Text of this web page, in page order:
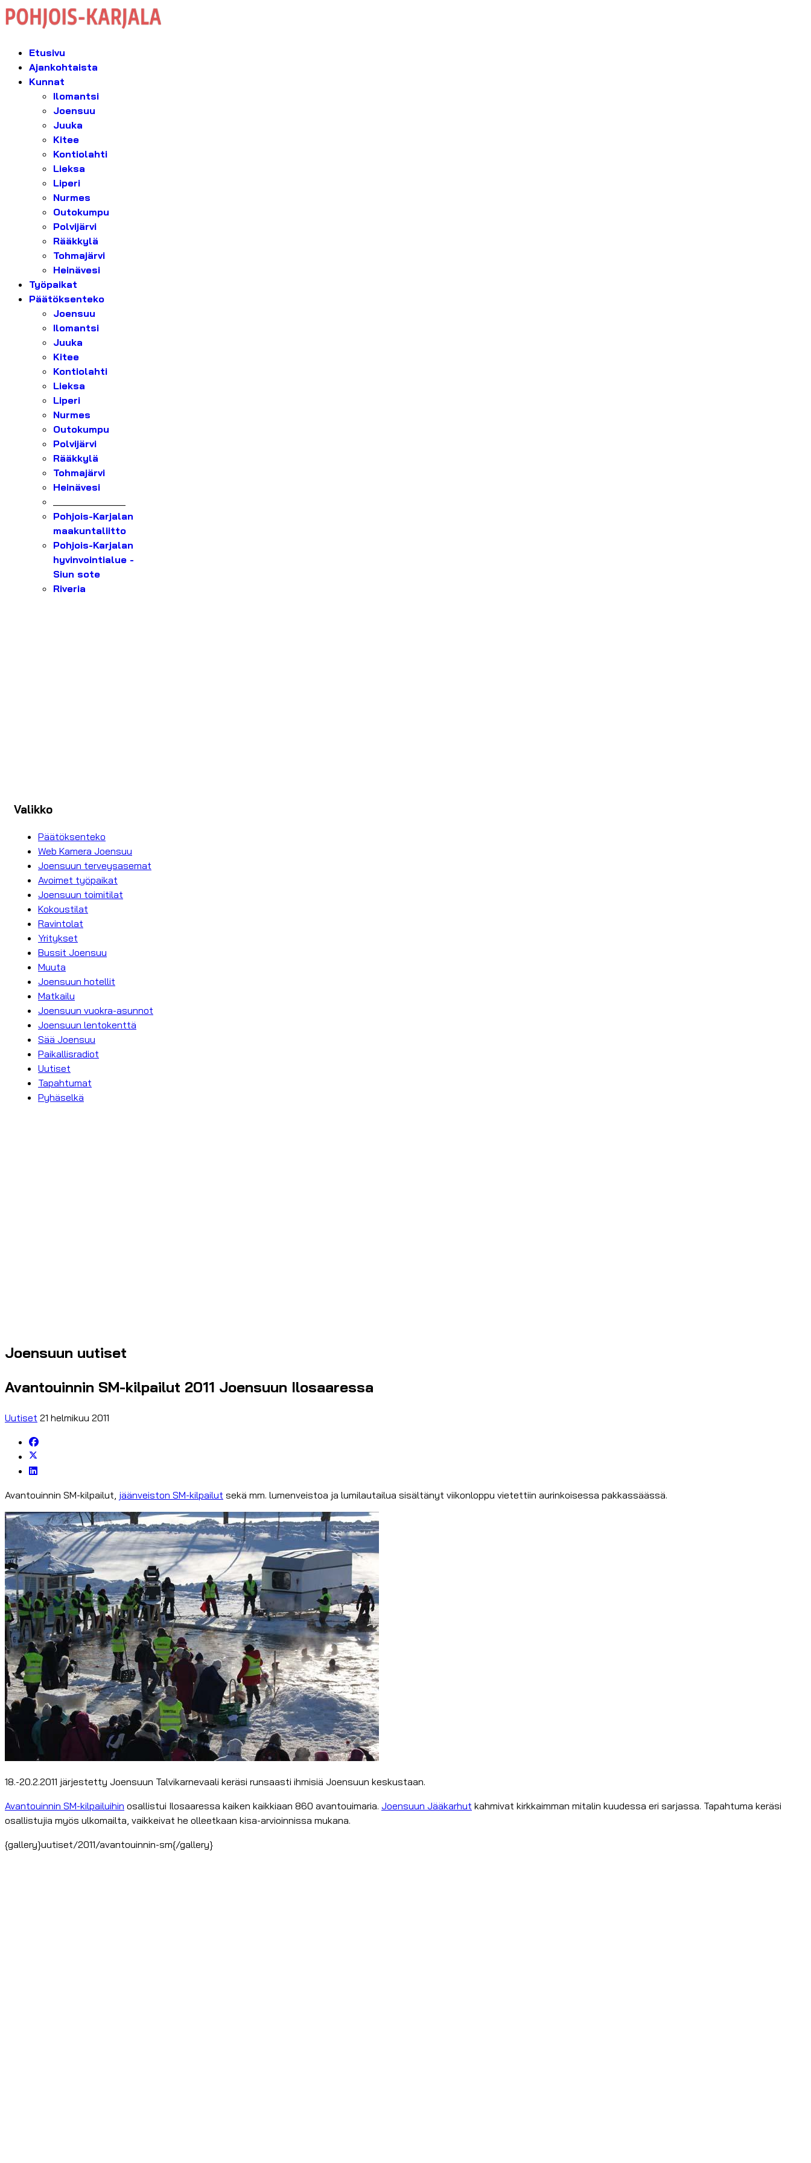
Etusivu
Ajankohtaista
Kunnat
Ilomantsi
Joensuu
Juuka
Kitee
Kontiolahti
Lieksa
Liperi
Nurmes
Outokumpu
Polvijärvi
Rääkkylä
Tohmajärvi
Heinävesi
Työpaikat
Päätöksenteko
Joensuu
Ilomantsi
Juuka
Kitee
Kontiolahti
Lieksa
Liperi
Nurmes
Outokumpu
Polvijärvi
Rääkkylä
Tohmajärvi
Heinävesi
Pohjois-Karjalan
maakuntaliitto
Pohjois-Karjalan
hyvinvointialue -
Siun sote
Riveria
Valikko
Päätöksenteko
Web Kamera Joensuu
Joensuun terveysasemat
Avoimet työpaikat
Joensuun toimitilat
Kokoustilat
Ravintolat
Yritykset
Bussit Joensuu
Muuta
Joensuun hotellit
Matkailu
Joensuun vuokra-asunnot
Joensuun lentokenttä
Sää Joensuu
Paikallisradiot
Uutiset
Tapahtumat
Pyhäselkä
Joensuun uutiset
Avantouinnin SM-kilpailut 2011 Joensuun Ilosaaressa
Uutiset 21 helmikuu 2011
Avantouinnin SM-kilpailut, jäänveiston SM-kilpailut sekä mm. lumenveistoa ja lumilautailua sisältänyt viikonloppu vietettiin aurinkoisessa pakkassäässä.
18.-20.2.2011 järjestetty Joensuun Talvikarnevaali keräsi runsaasti ihmisiä Joensuun keskustaan.
Avantouinnin SM-kilpailuihin osallistui Ilosaaressa kaiken kaikkiaan 860 avantouimaria. Joensuun Jääkarhut kahmivat kirkkaimman mitalin kuudessa eri sarjassa. Tapahtuma keräsi
osallistujia myös ulkomailta, vaikkeivat he olleetkaan kisa-arvioinnissa mukana.
{gallery}uutiset/2011/avantouinnin-sm{/gallery}